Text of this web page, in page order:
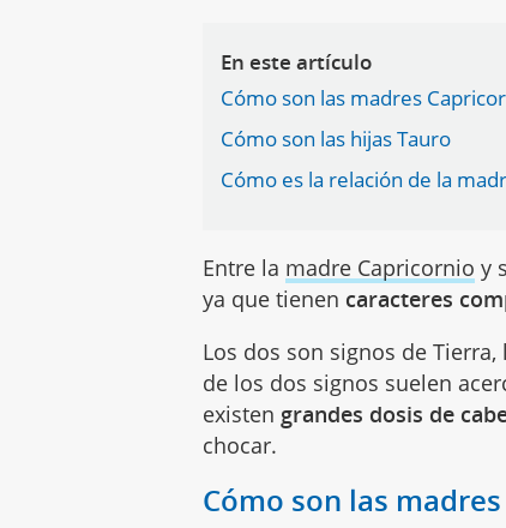
En este artículo
Cómo son las madres
Cómo son las hijas Tauro
Cómo es la relación de la
Entre la madre Capricornio y
ya que tienen caracteres
Los dos son signos de
de los dos signos suelen
existen grandes dosis de
chocar.
Cómo son las